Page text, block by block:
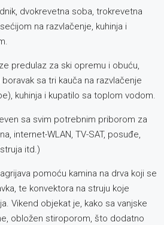
dvokrevetna soba, trokrevetna
na razvlačenje, kuhinja i
predulaz za ski opremu i obuću,
sa tri kauča na razvlačenje
kuhinja i kupatilo sa toplom vodom.
sa svim potrebnim priborom za
internet-WLAN, TV-SAT, posuđe,
itd.)
pomoću kamina na drva koji se
te konvektora na struju koje
Vikend objekat je, kako sa vanjske
obložen stiroporom, što dodatno